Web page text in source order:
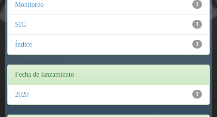
1
Monitoreo
1
SIG
1
Índice
Fecha de lanzamiento
1
2020